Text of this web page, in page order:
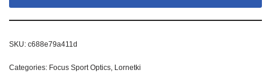
SKU: c688e79a411d
Categories: Focus Sport Optics, Lornetki